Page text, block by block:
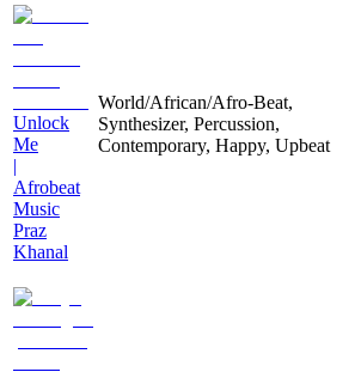
Unlock
Me
|
Afrobeat
Music
Praz
Khanal
World/African/Afro-Beat,
Synthesizer, Percussion,
Contemporary, Happy, Upbeat